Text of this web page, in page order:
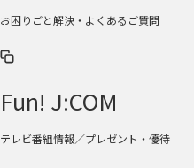
お困りごと解決・よくあるご質問
Fun! J:COM
テレビ番組情報／プレゼント・優待